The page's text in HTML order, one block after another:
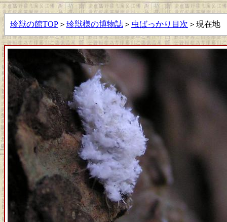
珍獣の館TOP ＞ 珍獣様の博物誌 ＞ 虫ばっかり目次 ＞現在地